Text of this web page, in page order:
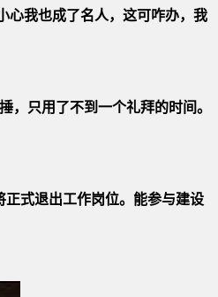
心我也成了名人，这可咋办，我
，只用了不到一个礼拜的时间。
式退出工作岗位。能参与建设